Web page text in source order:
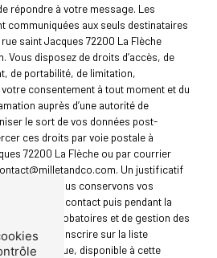
répondre à votre message. Les
communiquées aux seuls destinataires
saint Jacques 72200 La Flèche
Vous disposez de droits d’accès, de
de portabilité, de limitation,
consentement à tout moment et du
auprès d’une autorité de
le sort de vos données post-
ces droits par voie postale à
72200 La Flèche ou par courrier
Un justificatif
demandé. Nous conservons vos
de prise de contact puis pendant la
aux fins probatoires et de gestion des
droit de vous inscrire sur la liste
téléphonique, disponible à cette